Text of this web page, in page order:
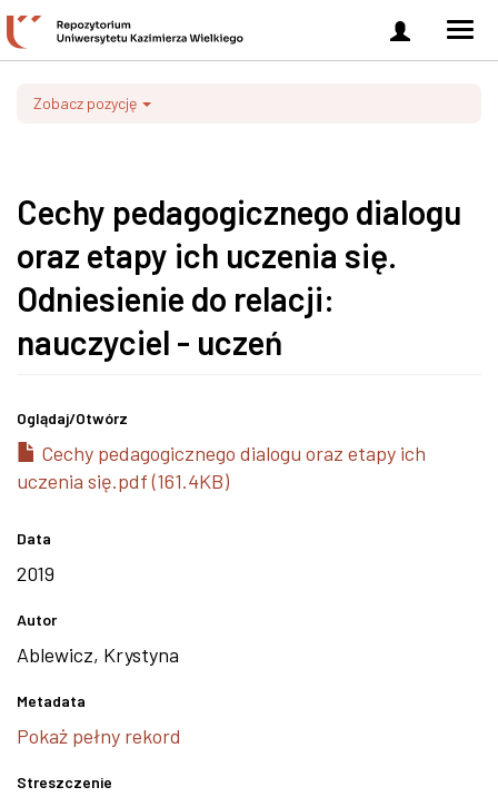
Zaloguj
się
Zobacz pozycję
Cechy pedagogicznego dialogu
oraz etapy ich uczenia się.
Odniesienie do relacji:
nauczyciel - uczeń
Oglądaj/Otwórz
Cechy pedagogicznego dialogu oraz etapy ich
uczenia się.pdf (161.4KB)
Data
2019
Autor
Ablewicz, Krystyna
Metadata
Pokaż pełny rekord
Streszczenie